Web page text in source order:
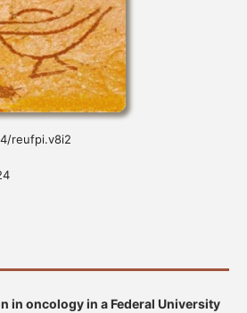
reufpi.v8i2
in oncology in a Federal University